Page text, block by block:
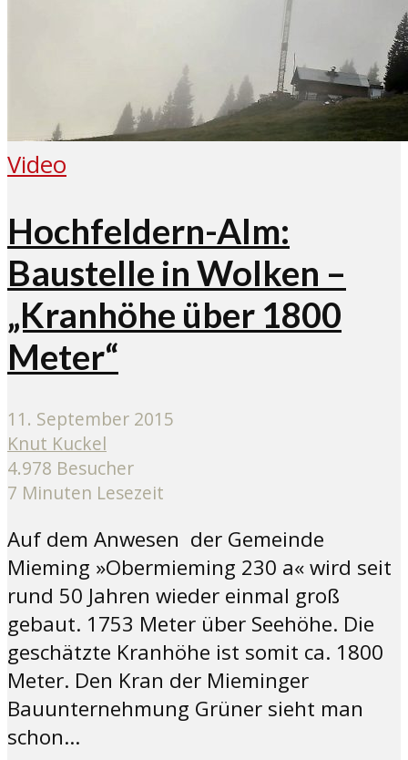
Video
Hochfeldern-Alm:
Baustelle in Wolken –
„Kranhöhe über 1800
Meter“
11. September 2015
Knut Kuckel
4.978 Besucher
7 Minuten Lesezeit
Auf dem Anwesen der Gemeinde
Mieming »Obermieming 230 a« wird seit
rund 50 Jahren wieder einmal groß
gebaut. 1753 Meter über Seehöhe. Die
geschätzte Kranhöhe ist somit ca. 1800
Meter. Den Kran der Mieminger
Bauunternehmung Grüner sieht man
schon...